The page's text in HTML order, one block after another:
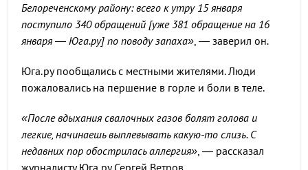
Белореченскому району: всего к утру 15 января
поступило 340 обращений [уже 381 обращение на 16
января — Юга.ру] по поводу запаха», — заверил он.
Юга.ру пообщались с местными жителями. Люди
пожаловались на першение в горле и боли в теле.
«После вдыхания свалочных газов болят голова и
легкие, начинаешь выплевывать какую-то слизь. С
недавних пор обострилась аллергия», — рассказал
журналисту Юга.ру Сергей Ветров.